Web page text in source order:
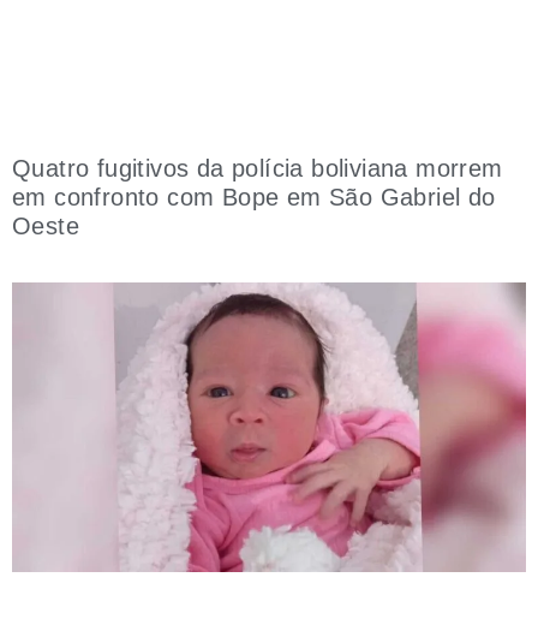
Quatro fugitivos da polícia boliviana morrem
em confronto com Bope em São Gabriel do
Oeste